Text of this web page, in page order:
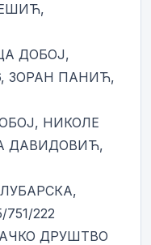
ДОБОЈ,
ЗОРАН ПАНИЋ,
НИКОЛЕ
ДАВИДОВИЋ,
222
ДРУШТВО